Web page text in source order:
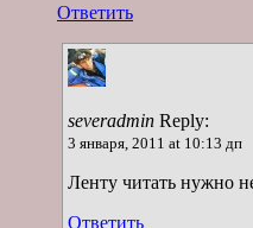
Ответить
severadmin Reply:
3 января, 2011 at 10:13 дп
Ленту читать нужно
Ответить